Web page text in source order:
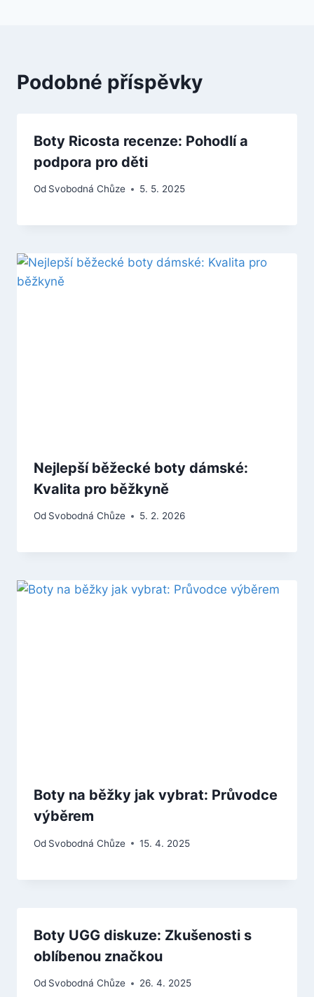
Podobné příspěvky
Boty Ricosta recenze: Pohodlí a
podpora pro děti
Od Svobodná Chůze 5. 5. 2025
Nejlepší běžecké boty dámské:
Kvalita pro běžkyně
Od Svobodná Chůze 5. 2. 2026
Boty na běžky jak vybrat: Průvodce
výběrem
Od Svobodná Chůze 15. 4. 2025
Boty UGG diskuze: Zkušenosti s
oblíbenou značkou
Od Svobodná Chůze 26. 4. 2025